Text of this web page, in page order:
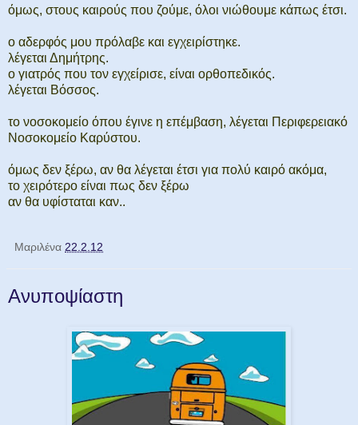
όμως, στους καιρούς που ζούμε, όλοι νιώθουμε κάπως έτσι.
ο αδερφός μου πρόλαβε και εγχειρίστηκε.
λέγεται Δημήτρης.
ο γιατρός που τον εγχείρισε, είναι ορθοπεδικός.
λέγεται Βόσσος.
το νοσοκομείο όπου έγινε η επέμβαση, λέγεται Περιφερειακό
Νοσοκομείο Καρύστου.
όμως δεν ξέρω, αν θα λέγεται έτσι για πολύ καιρό ακόμα,
το χειρότερο είναι πως δεν ξέρω
αν θα υφίσταται καν..
Μαριλένα 22.2.12
Ανυποψίαστη